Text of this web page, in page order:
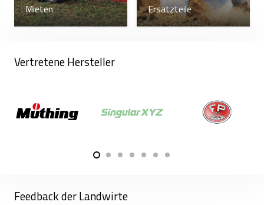
Mieten Ersatzteile
Vertretene Hersteller
Feedback der Landwirte